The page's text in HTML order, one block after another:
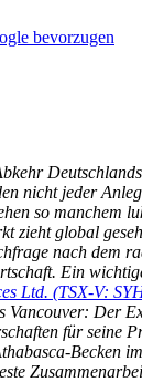
bevorzugen
nicht jeder
so manchem
zieht global
nach dem
Ein
Ltd. (TSX-V:
Vancouver: Der
für seine
Becken